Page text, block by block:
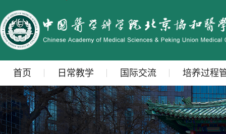
首页 日常教学 国际交流 培养过程